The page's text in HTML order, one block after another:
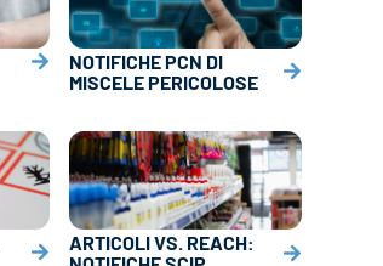
NOTIFICHE PCN DI
MISCELE PERICOLOSE
ARTICOLI VS. REACH: